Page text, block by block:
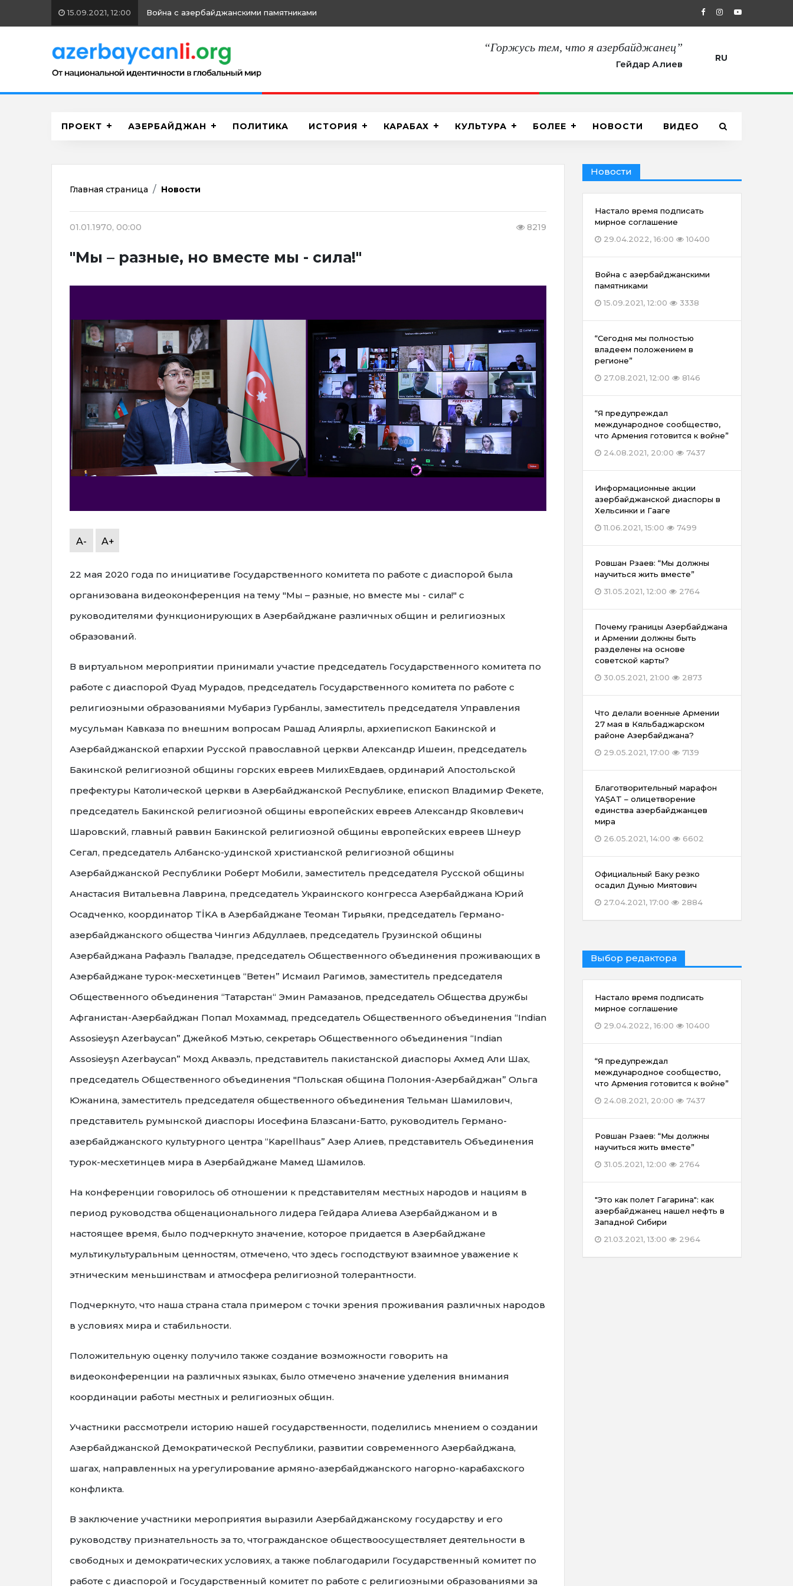
15.09.2021, 12:00 Война с азербайджанскими памятниками 27.08.2021, 12:00 “Сегодня мы
“Горжусь тем, что я азербайджанец”
Гейдар Алиев
RU
ПРОЕКТ АЗЕРБАЙДЖАН ПОЛИТИКА ИСТОРИЯ КАРАБАХ КУЛЬТУРА БОЛЕЕ НОВОСТИ ВИДЕО
Главная страница Новости
01.01.1970, 00:00 8219
"Mы – разные, но вместе мы - сила!"
A- A+
22 мая 2020 года по инициативе Государственного комитета по работе с диаспорой была
организована видеоконференция на тему "Mы – разные, но вместе мы - сила!" с
руководителями функционирующих в Азербайджане различных общин и религиозных
образований.
В виртуальном мероприятии принимали участие председатель Государственного комитета по
работе с диаспорой Фуад Мурадов, председатель Государственного комитета по работе с
религиозными образованиями Мубариз Гурбанлы, заместитель председателя Управления
мусульман Кавказа по внешним вопросам Рашад Алиярлы, архиепископ Бакинской и
Азербайджанской епархии Русской православной церкви Александр Ишеин, председатель
Бакинской религиозной общины горских евреев МилихЕвдаев, ординарий Апостольской
префектуры Католической церкви в Азербайджанской Республике, епископ Владимир Фекете,
председатель Бакинской религиозной общины европейских евреев Александр Яковлевич
Шаровский, главный раввин Бакинской религиозной общины европейских евреев Шнеур
Сегал, председатель Албанско-удинской христианской религиозной общины
Азербайджанской Республики Роберт Мобили, заместитель председателя Русской общины
Анастасия Витальевна Лаврина, председатель Украинского конгресса Азербайджана Юрий
Осадченко, координатор TİKA в Aзербайджане Теоман Тирьяки, председатель Германо-
азербайджанского общества Чингиз Абдуллаев, председатель Грузинской общины
Азербайджана Рафаэль Гваладзе, председатель Общественного объединения проживающих в
Азербайджане турок-месхетинцев “Ветен” Исмаил Рагимов, заместитель председателя
Общественного объединения “Татарстан“ Эмин Рамазанов, председатель Общества дружбы
Афганистан-Азербайджан Попал Мохаммад, председатель Общественного объединения “Indian
Assosieyşn Azerbaycan” Джейкоб Мэтью, секретарь Общественного объединения “Indian
Assosieyşn Azerbaycan” Мохд Акваэль, представитель пакистанской диаспоры Ахмед Али Шах,
председатель Общественного объединения "Польская община Полония-Азербайджан” Ольга
Южанина, заместитель председателя общественного объединения Тельман Шамилович,
представитель румынской диаспоры Иосефина Блазсани-Батто, руководитель Германо-
азербайджанского культурного центра “Kapellhaus” Aзер Алиев, представитель Объединения
турок-месхетинцев мира в Азербайджане Мамед Шамилов.
На конференции говорилось об отношении к представителям местных народов и нациям в
период руководства общенационального лидера Гейдара Алиева Азербайджаном и в
настоящее время, было подчеркнуто значение, которое придается в Азербайджане
мультикультуральным ценностям, отмечено, что здесь господствуют взаимное уважение к
этническим меньшинствам и атмосфера религиозной толерантности.
Подчеркнуто, что наша страна стала примером с точки зрения проживания различных народов
в условиях мира и стабильности.
Положительную оценку получило также создание возможности говорить на
видеоконференции на различных языках, было отмечено значение уделения внимания
координации работы местных и религиозных общин.
Участники рассмотрели историю нашей государственности, поделились мнением о создании
Азербайджанской Демократической Республики, развитии современного Азербайджана,
шагах, направленных на урегулирование армяно-азербайджанского нагорно-карабахского
конфликта.
В заключение участники мероприятия выразили Азербайджанскому государству и его
руководству признательность за то, чтогражданское обществоосуществляет деятельности в
свободных и демократических условиях, а также поблагодарили Государственный комитет по
работе с диаспорой и Государственный комитет по работе с религиозными образованиями за
Новости
Настало время подписать
мирное соглашение
29.04.2022, 16:00
10400
Война с азербайджанскими
памятниками
15.09.2021, 12:00
3338
“Сегодня мы полностью
владеем положением в
регионе”
27.08.2021, 12:00
8146
“Я предупреждал
международное сообщество,
что Армения готовится к войне”
24.08.2021, 20:00
7437
Информационные акции
азербайджанской диаспоры в
Хельсинки и Гааге
11.06.2021, 15:00
7499
Ровшан Рзаев: “Мы должны
научиться жить вместе”
31.05.2021, 12:00
2764
Почему границы Азербайджана
и Армении должны быть
разделены на основе
советской карты?
30.05.2021, 21:00
2873
Что делали военные Армении
27 мая в Кяльбаджарском
районе Азербайджана?
29.05.2021, 17:00
7139
Благотворительный марафон
YAŞAT – олицетворение
единства азербайджанцев
мира
26.05.2021, 14:00
6602
Официальный Баку резко
осадил Дунью Миятович
27.04.2021, 17:00
2884
Выбор редактора
Настало время подписать
мирное соглашение
29.04.2022, 16:00
10400
“Я предупреждал
международное сообщество,
что Армения готовится к войне”
24.08.2021, 20:00
7437
Ровшан Рзаев: “Мы должны
научиться жить вместе”
31.05.2021, 12:00
2764
"Это как полет Гагарина": как
азербайджанец нашел нефть в
Западной Сибири
21.03.2021, 13:00
2964